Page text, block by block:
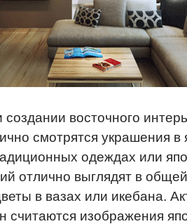
создании восточного
смотрятся украшения в
одеждах или
отлично выглядят в
в вазах или икебана.
считаются изображения